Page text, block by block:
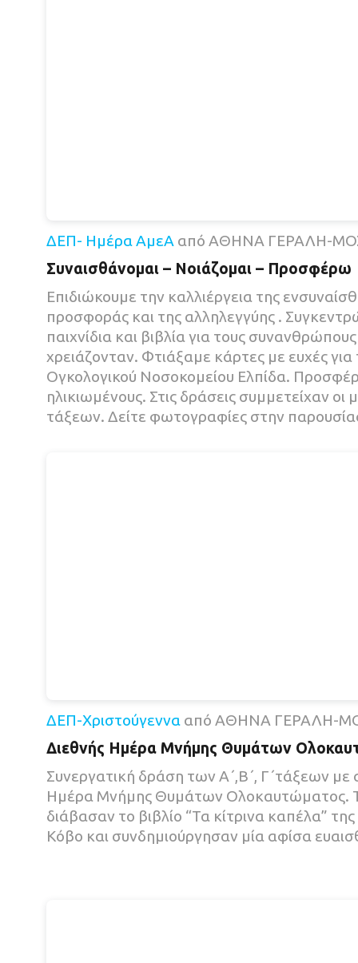
ΔΕΠ- Ημέρα ΑμεΑ από ΑΘΗΝΑ ΓΕΡΑΛΗ-
Συναισθάνομαι – Νοιάζομαι – Προσφέρω
Επιδιώκουμε την καλλιέργεια της
προσφοράς και της αλληλεγγύης .
παιχνίδια και βιβλία για τους
χρειάζονταν. Φτιάξαμε κάρτες με ευχές για
Ογκολογικού Νοσοκομείου Ελπίδα.
ηλικιωμένους. Στις δράσεις συμμετείχαν
τάξεων. Δείτε φωτογραφίες στην
ΔΕΠ-Χριστούγεννα από ΑΘΗΝΑ ΓΕΡΑΛΗ-
Διεθνής Ημέρα Μνήμης Θυμάτων
Συνεργατική δράση των Α΄,Β΄, Γ΄τάξεων
Ημέρα Μνήμης Θυμάτων Ολοκαυτώματος.
διάβασαν το βιβλίο “Τα κίτρινα καπέλα”
Κόβο και συνδημιούργησαν μία αφίσα